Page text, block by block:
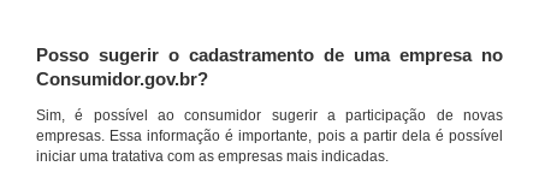
Posso sugerir o cadastramento de uma empresa no
Consumidor.gov.br?
Sim, é possível ao consumidor sugerir a participação de novas
empresas. Essa informação é importante, pois a partir dela é possível
iniciar uma tratativa com as empresas mais indicadas.